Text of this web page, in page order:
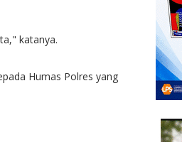
katanya.
Humas Polres yang